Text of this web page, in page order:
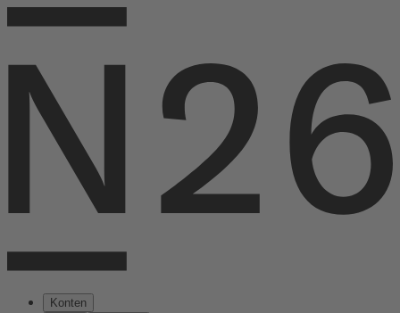
Konten